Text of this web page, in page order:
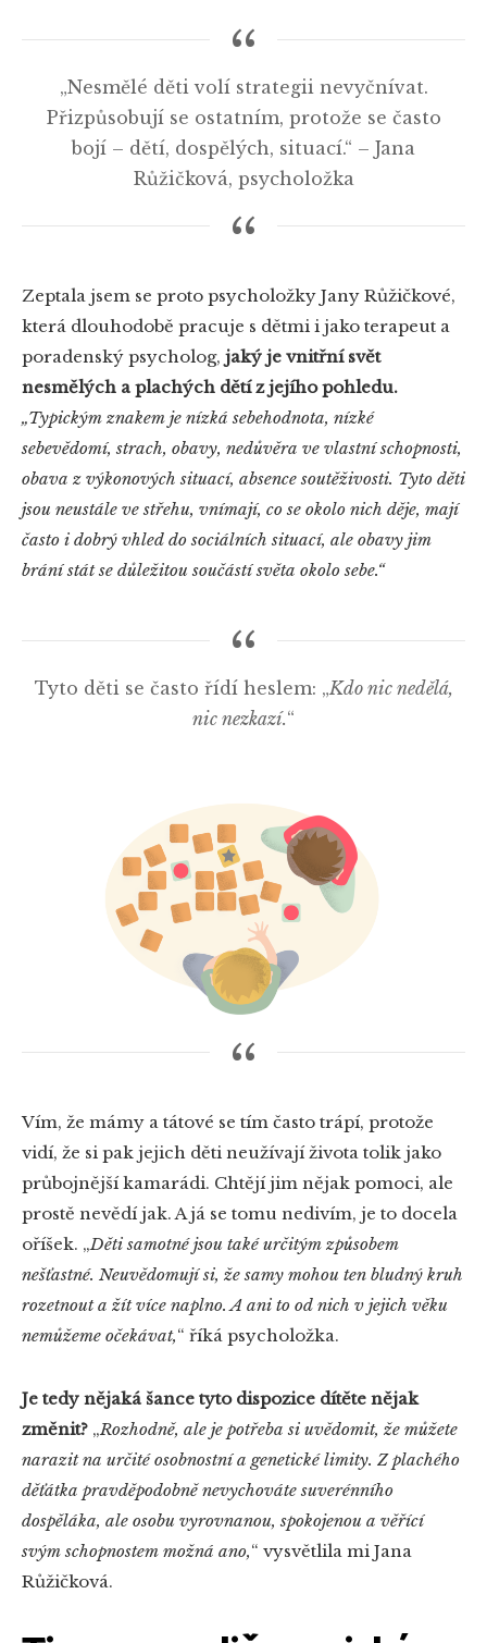
„Nesmělé děti volí strategii nevyčnívat.
Přizpůsobují se ostatním, protože se často
bojí – dětí, dospělých, situací.“ – Jana
Růžičková, psycholožka
Zeptala jsem se proto psycholožky Jany Růžičkové,
která dlouhodobě pracuje s dětmi i jako terapeut a
poradenský psycholog, jaký je vnitřní svět
nesmělých a plachých dětí z jejího pohledu.
„Typickým znakem je nízká sebehodnota, nízké
sebevědomí, strach, obavy, nedůvěra ve vlastní schopnosti,
obava z výkonových situací, absence soutěživosti. Tyto děti
jsou neustále ve střehu, vnímají, co se okolo nich děje, mají
často i dobrý vhled do sociálních situací, ale obavy jim
brání stát se důležitou součástí světa okolo sebe.“
Tyto děti se často řídí heslem: „Kdo nic nedělá,
nic nezkazí.“
Vím, že mámy a tátové se tím často trápí, protože
vidí, že si pak jejich děti neužívají života tolik jako
průbojnější kamarádi. Chtějí jim nějak pomoci, ale
prostě nevědí jak. A já se tomu nedivím, je to docela
oříšek. „Děti samotné jsou také určitým způsobem
nešťastné. Neuvědomují si, že samy mohou ten bludný kruh
rozetnout a žít více naplno. A ani to od nich v jejich věku
nemůžeme očekávat,“ říká psycholožka.
Je tedy nějaká šance tyto dispozice dítěte nějak
změnit? „Rozhodně, ale je potřeba si uvědomit, že můžete
narazit na určité osobnostní a genetické limity. Z plachého
děťátka pravděpodobně nevychováte suverénního
dospěláka, ale osobu vyrovnanou, spokojenou a věřící
svým schopnostem možná ano,“ vysvětlila mi Jana
Růžičková.